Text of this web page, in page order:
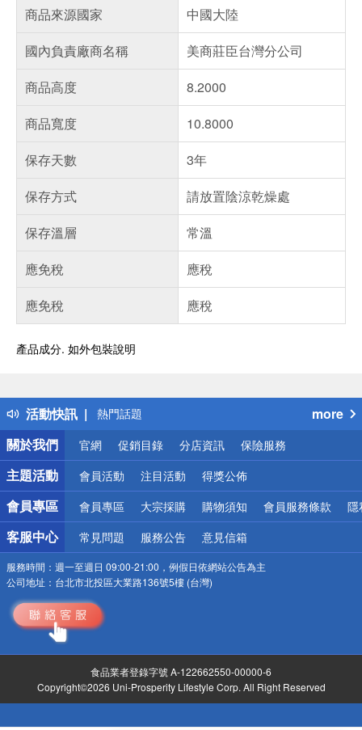
商品來源國家
中國大陸
國內負責廠商名稱
美商莊臣台灣分公司
商品高度
8.2000
商品寬度
10.8000
保存天數
3年
保存方式
請放置陰涼乾燥處
保存溫層
常溫
應免稅
應稅
應免稅
應稅
產品成分. 如外包裝說明
活動快訊
得獎公告
熱門話題
銀行優惠
偏遠地區配送
詐騙網頁！請小心！
more
關於我們
官網 促銷目錄 分店資訊 保險服務
主題活動 會員活動 注目活動 得獎公佈
會員專區 會員專區 大宗採購 購物須知 會員服務條款 隱
客服中心 常見問題 服務公告 意見信箱
服務時間： 週一至週日 09:00-21:00，例假日依網站公告為主
公司地址： 台北市北投區大業路136號5樓 (台灣)
食品業者登錄字號 A-122662550-00000-6
Copyright©2026 Uni-Prosperity Lifestyle Corp. All Right Reserved